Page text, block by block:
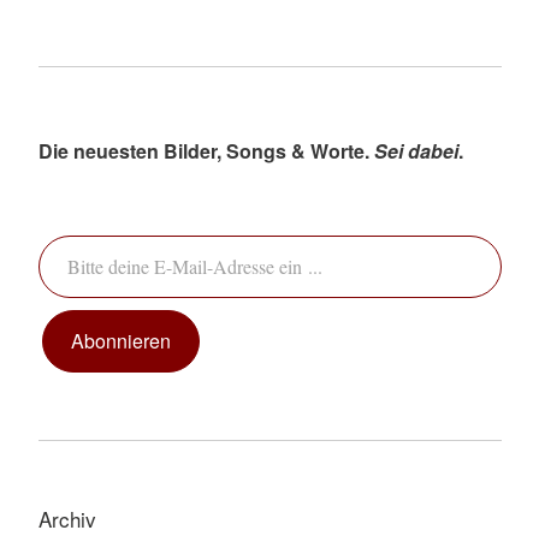
Die neuesten Bilder, Songs & Worte.Sei dabei.
Bitte deine E-Mail-Adresse ein ...
Abonnieren
Archiv